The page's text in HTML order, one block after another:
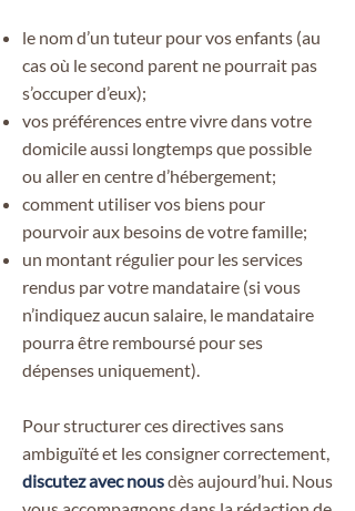
le nom d’un tuteur pour vos enfants (au
cas où le second parent ne pourrait pas
s’occuper d’eux);
vos préférences entre vivre dans votre
domicile aussi longtemps que possible
ou aller en centre d’hébergement;
comment utiliser vos biens pour
pourvoir aux besoins de votre famille;
​un montant régulier pour les services
rendus par votre mandataire (si vous
n’indiquez aucun salaire, le mandataire
pourra être remboursé pour ses
dépenses uniquement).
Pour structurer ces directives sans
ambiguïté et les consigner correctement,
discutez avec nousdès aujourd’hui. Nous